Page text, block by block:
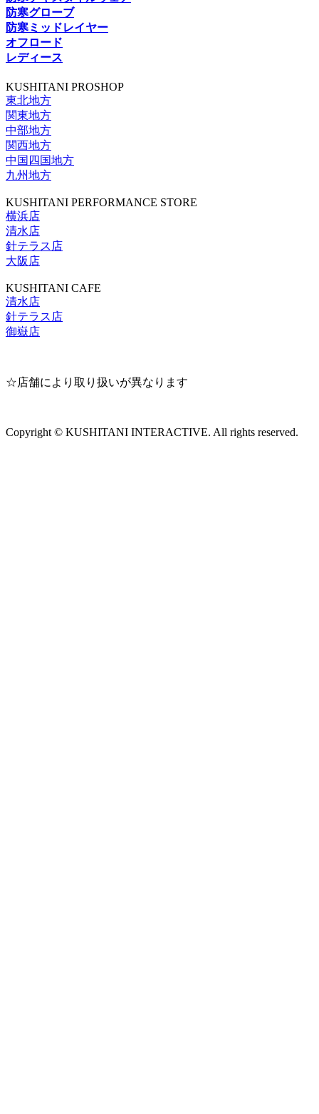
防寒グローブ
防寒ミッドレイヤー
オフロード
レディース
KUSHITANI PROSHOP
東北地方
関東地方
中部地方
関西地方
中国四国地方
九州地方
KUSHITANI PERFORMANCE STORE
横浜店
清水店
針テラス店
大阪店
KUSHITANI CAFE
清水店
針テラス店
御嶽店
☆店舗により取り扱いが異なります
Copyright © KUSHITANI INTERACTIVE. All rights reserved.